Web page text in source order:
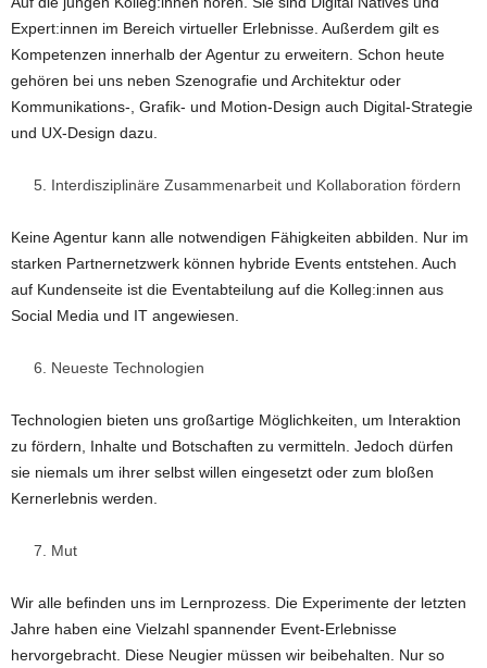
Expert:innen im Bereich virtueller Erlebnisse. Außerdem gilt es
Kompetenzen innerhalb der Agentur zu erweitern. Schon heute
gehören bei uns neben Szenografie und Architektur oder
Kommunikations-, Grafik- und Motion-Design auch Digital-Strategie
und UX-Design dazu.
Interdisziplinäre Zusammenarbeit und Kollaboration fördern
Keine Agentur kann alle notwendigen Fähigkeiten abbilden. Nur im
starken Partnernetzwerk können hybride Events entstehen. Auch
auf Kundenseite ist die Eventabteilung auf die Kolleg:innen aus
Social Media und IT angewiesen.
Neueste Technologien
Technologien bieten uns großartige Möglichkeiten, um Interaktion
zu fördern, Inhalte und Botschaften zu vermitteln. Jedoch dürfen
sie niemals um ihrer selbst willen eingesetzt oder zum bloßen
Kernerlebnis werden.
Mut
Wir alle befinden uns im Lernprozess. Die Experimente der letzten
Jahre haben eine Vielzahl spannender Event-Erlebnisse
hervorgebracht. Diese Neugier müssen wir beibehalten. Nur so